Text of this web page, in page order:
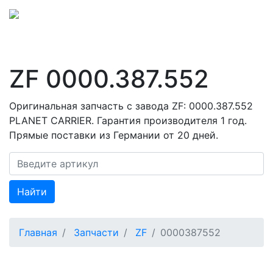
ZF 0000.387.552
Оригинальная запчасть с завода ZF: 0000.387.552
PLANET CARRIER. Гарантия производителя 1 год.
Прямые поставки из Германии от 20 дней.
Найти
Главная Запчасти ZF 0000387552